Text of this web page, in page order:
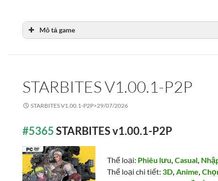
Mô tả game
STARBITES V1.00.1-P2P
STARBITES V1.00.1-P2P>29/07/2026
#5365STARBITES v1.00.1-P2P
Thể loại: Phiêu lưu,Casual,
Thể loại chi tiết: 3D,Anime,